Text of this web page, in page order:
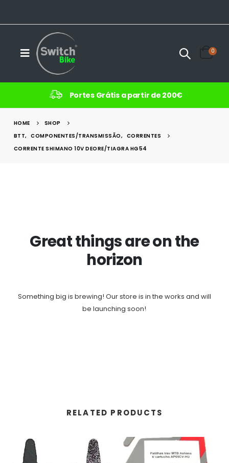
0
Portes Grátis a partir de 200€
HOME
SHOP
BTT, COMPONENTES/TRANSMISSÃO, CORRENTES
CORRENTE SHIMANO 10V DEORE/TIAGRA HG54
Great things are on the
horizon
Something big is brewing! Our store is in the works and will
be launching soon!
RELATED PRODUCTS